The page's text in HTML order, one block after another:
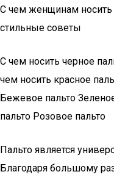
С чем женщинам носить
стильные советы
С чем носить черное
чем носить красное
Бежевое пальто
пальто Розовое пальто
Пальто является
Благодаря большому